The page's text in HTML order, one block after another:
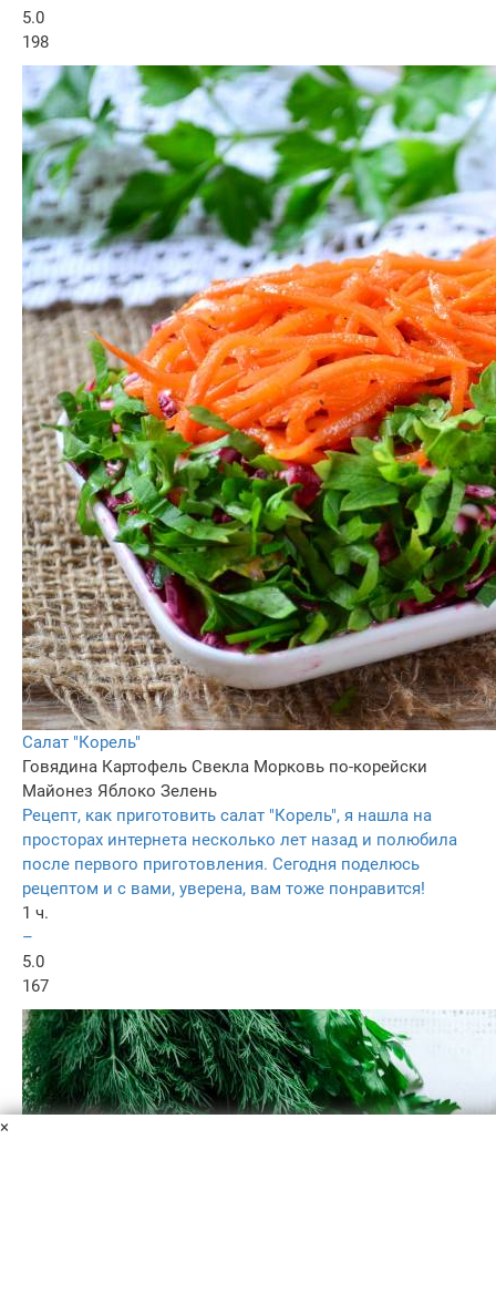
5.0
198
Салат "Корель"
Говядина Картофель Свекла Морковь по-корейски
Майонез Яблоко Зелень
Рецепт, как приготовить салат "Корель", я нашла на
просторах интернета несколько лет назад и полюбила
после первого приготовления. Сегодня поделюсь
рецептом и с вами, уверена, вам тоже понравится!
1 ч.
–
5.0
167
×